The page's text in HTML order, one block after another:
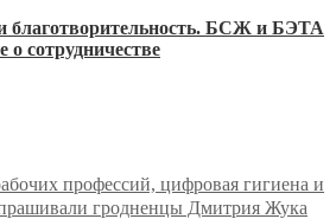
благотворительность. БСЖ и БЭТА
о сотрудничестве
профессий, цифровая гигиена и
гродненцы Дмитрия Жука